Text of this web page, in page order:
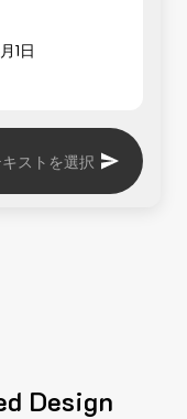
1日
Design